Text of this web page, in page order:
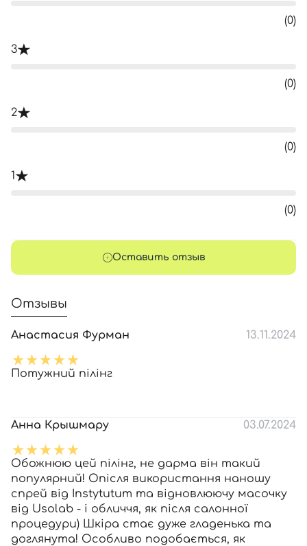
(0)
3
(0)
2
(0)
1
(0)
Оставить отзыв
Отзывы
Анастасия Фурман 13.11.2024
Потужний пілінг
Анна Крышмару 03.07.2024
Обожнюю цей пілінг, не дарма він такий
популярний! Опісля використання наношу
спрей від Instytutum та відновлюючу масочку
від Usolab - і обличчя, як після салонної
процедури) Шкіра стає дуже гладенька та
доглянута! Особливо подобається, як